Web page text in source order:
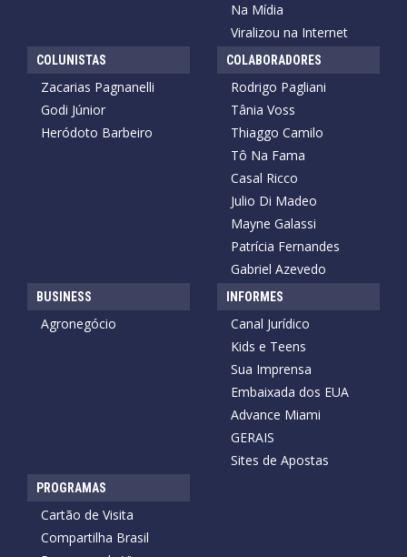
Na Mídia
Viralizou na Internet
COLUNISTAS
Zacarias Pagnanelli
Godi Júnior
Heródoto Barbeiro
COLABORADORES
Rodrigo Pagliani
Tânia Voss
Thiaggo Camilo
Tô Na Fama
Casal Ricco
Julio Di Madeo
Mayne Galassi
Patrícia Fernandes
Gabriel Azevedo
BUSINESS
Agronegócio
INFORMES
Canal Jurídico
Kids e Teens
Sua Imprensa
Embaixada dos EUA
Advance Miami
GERAIS
Sites de Apostas
PROGRAMAS
Cartão de Visita
Compartilha Brasil